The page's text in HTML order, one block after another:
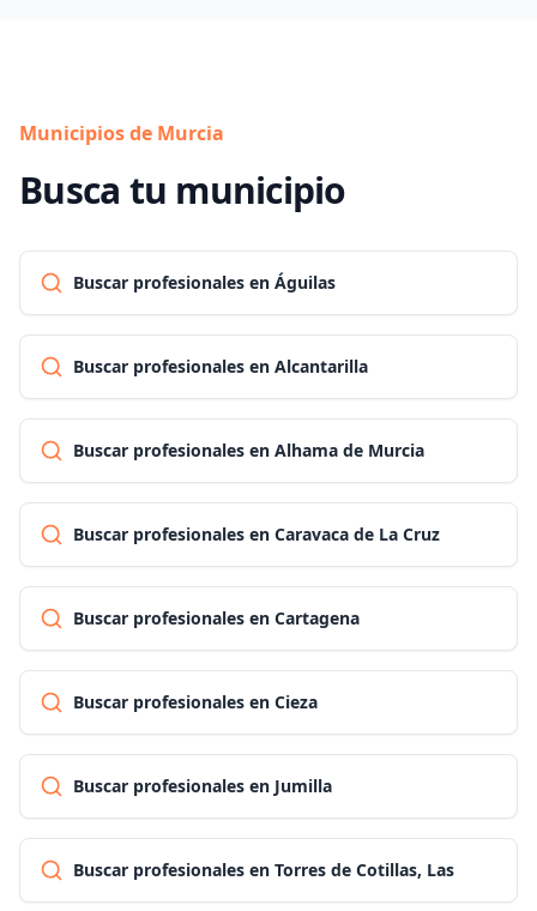
Municipios de Murcia
Busca tu municipio
Buscar profesionales en Águilas
Buscar profesionales en Alcantarilla
Buscar profesionales en Alhama de Murcia
Buscar profesionales en Caravaca de La Cruz
Buscar profesionales en Cartagena
Buscar profesionales en Cieza
Buscar profesionales en Jumilla
Buscar profesionales en Torres de Cotillas, Las